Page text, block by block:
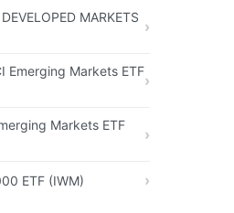
MARKETS
Emerging Markets ETF
Markets ETF
ETF (IWM)